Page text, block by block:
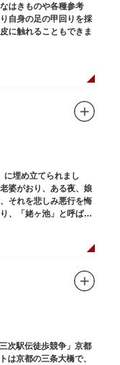
はきものや各種参考
自身の足の甲回りを採
に触れることもできま
に埋め立てられまし
婆がおり、ある夜、娘
それを悲しみ悪行を悔
、「姥ヶ池」と呼ばれ
次駅伝徒歩競争」京都
は京都の三条大橋で、